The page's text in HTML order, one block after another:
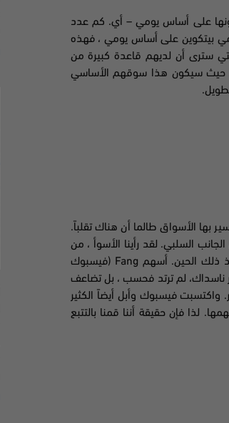
على أساس يومي – أي. كم عدد
بيتكوين على أساس يومي ، فهذه
سترى أن لديهم قاعدة كبيرة من
حيث سيكون هذا سوقهم الأساسي
بها الأسواق طالما أن هناك تقلباً.
حتى يوم 18 مارس 2021 ، لقد استفدنا من الجانب السلبي. لقد رأينا الأسوأ ، من
ذلك الحين. أسهم Fang (
فيسبوك
ناسداك، لم ترتد فحسب ، بل تضاعف
150 دولار إلى 300 دولار. واكتسبت فيسبوك وأبل أيضاً الكثير
لذا فإن حقيقة أننا قمنا بالتتبع